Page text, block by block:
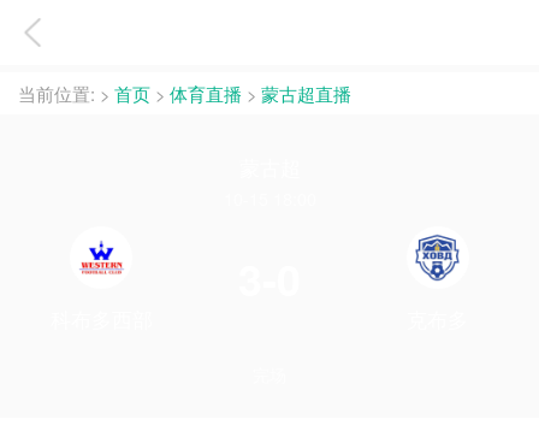
当前位置: > 首页 > 体育直播 > 蒙古超直播